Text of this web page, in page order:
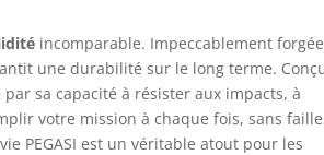
incomparable. Impeccablement
une durabilité sur le long terme.
sa capacité à résister aux impacts, à
votre mission à chaque fois, sans
PEGASI est un véritable atout pour les